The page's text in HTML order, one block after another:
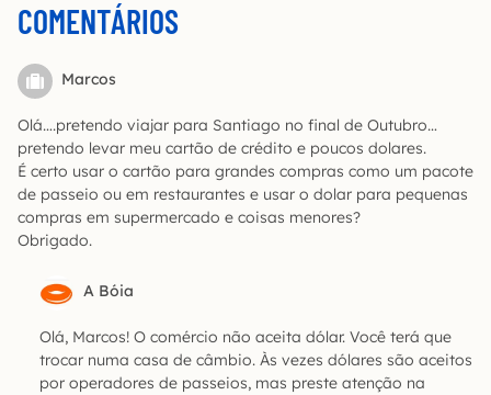
COMENTÁRIOS
Marcos
Olá….pretendo viajar para Santiago no final de Outubro…
pretendo levar meu cartão de crédito e poucos dolares.
É certo usar o cartão para grandes compras como um pacote
de passeio ou em restaurantes e usar o dolar para pequenas
compras em supermercado e coisas menores?
Obrigado.
A Bóia
Olá, Marcos! O comércio não aceita dólar. Você terá que
trocar numa casa de câmbio. Às vezes dólares são aceitos
por operadores de passeios, mas preste atenção na